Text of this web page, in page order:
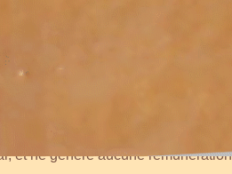
Source distribué sous licence
et ne génère aucune